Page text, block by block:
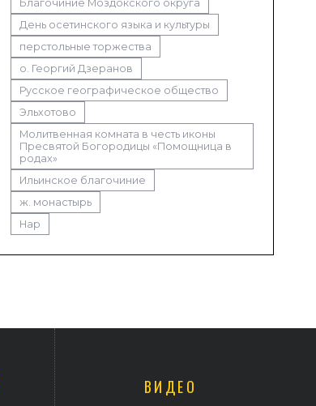
Благочиние Моздокского округа
День осетинского языка и культуры
перстольные торжества
о. Георгий Дзеранов
Русское географическое общество
Эльхотово
Молитвенная комната в честь иконы
Пресвятой Богородицы «Помощница в
родах»
Ильинское благочиние
ж. монастырь
Нар
ВИДЕО